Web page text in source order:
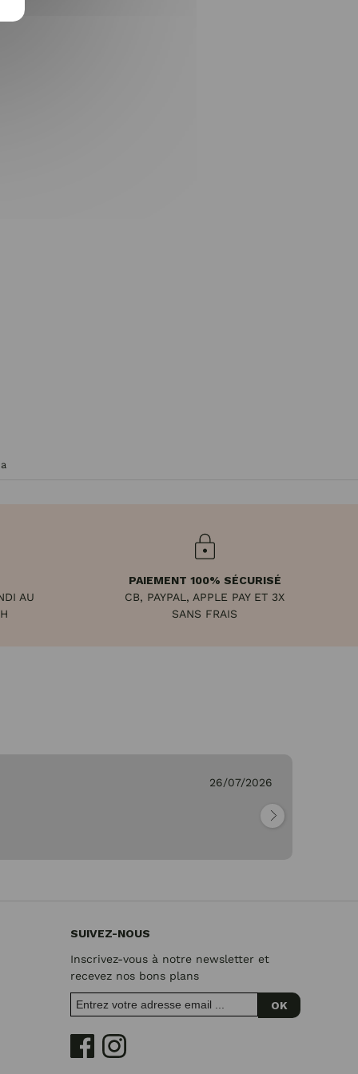
AU
PAIEMENT 100% SÉCURISÉ
CB, PAYPAL, APPLE PAY ET 3X
SANS FRAIS
26/07/2026
SUIVEZ-NOUS
Inscrivez-vous à notre newsletter et
recevez nos bons plans
OK